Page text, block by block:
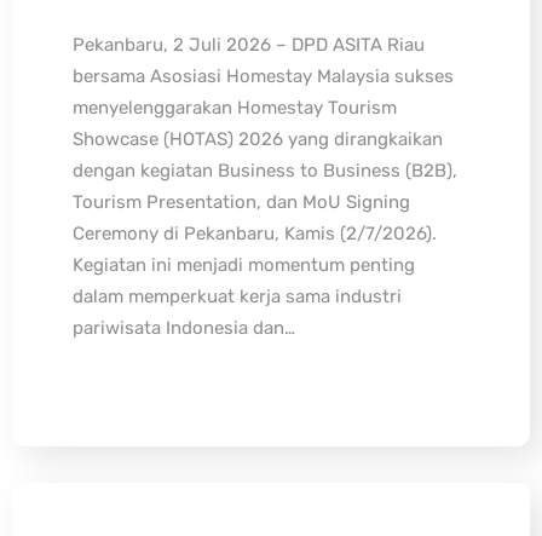
Pekanbaru, 2 Juli 2026 – DPD ASITA Riau
bersama Asosiasi Homestay Malaysia sukses
menyelenggarakan Homestay Tourism
Showcase (HOTAS) 2026 yang dirangkaikan
dengan kegiatan Business to Business (B2B),
Tourism Presentation, dan MoU Signing
Ceremony di Pekanbaru, Kamis (2/7/2026).
Kegiatan ini menjadi momentum penting
dalam memperkuat kerja sama industri
pariwisata Indonesia dan…